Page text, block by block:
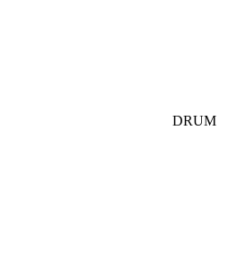
DRUM